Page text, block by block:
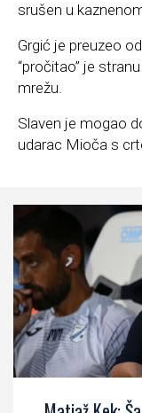
srušen u
Grgić je preuzeo
“pročitao” je
mrežu.
Slaven je mogao
udarac Mioča s